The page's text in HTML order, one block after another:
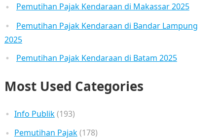
Pemutihan Pajak Kendaraan di Makassar 2025
Pemutihan Pajak Kendaraan di Bandar Lampung
2025
Pemutihan Pajak Kendaraan di Batam 2025
Most Used Categories
Info Publik(193)
Pemutihan Pajak(178)